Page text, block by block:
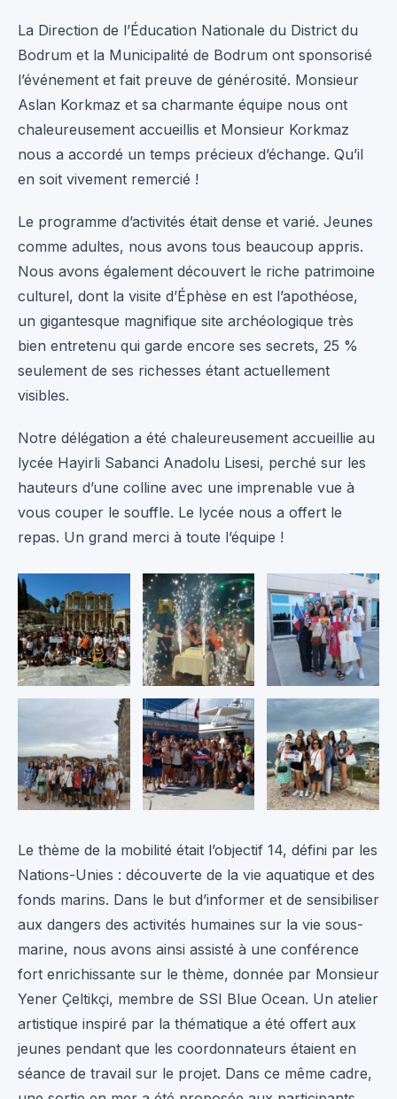
La Direction de l’Éducation Nationale du District du
Bodrum et la Municipalité de Bodrum ont sponsorisé
l’événement et fait preuve de générosité. Monsieur
Aslan Korkmaz et sa charmante équipe nous ont
chaleureusement accueillis et Monsieur Korkmaz
nous a accordé un temps précieux d’échange. Qu’il
en soit vivement remercié !
Le programme d’activités était dense et varié. Jeunes
comme adultes, nous avons tous beaucoup appris.
Nous avons également découvert le riche patrimoine
culturel, dont la visite d’Éphèse en est l’apothéose,
un gigantesque magnifique site archéologique très
bien entretenu qui garde encore ses secrets, 25 %
seulement de ses richesses étant actuellement
visibles.
Notre délégation a été chaleureusement accueillie au
lycée Hayirli Sabanci Anadolu Lisesi, perché sur les
hauteurs d’une colline avec une imprenable vue à
vous couper le souffle. Le lycée nous a offert le
repas. Un grand merci à toute l’équipe !
Le thème de la mobilité était l’objectif 14, défini par les
Nations-Unies : découverte de la vie aquatique et des
fonds marins. Dans le but d’informer et de sensibiliser
aux dangers des activités humaines sur la vie sous-
marine, nous avons ainsi assisté à une conférence
fort enrichissante sur le thème, donnée par Monsieur
Yener Çeltikçi, membre de SSI Blue Ocean. Un atelier
artistique inspiré par la thématique a été offert aux
jeunes pendant que les coordonnateurs étaient en
séance de travail sur le projet. Dans ce même cadre,